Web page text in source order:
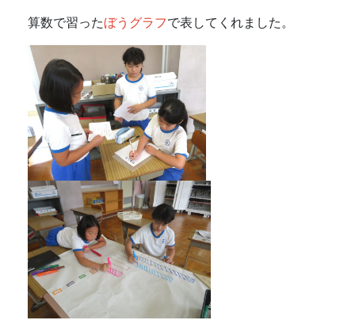
算数で習ったぼうグラフで表してくれました。